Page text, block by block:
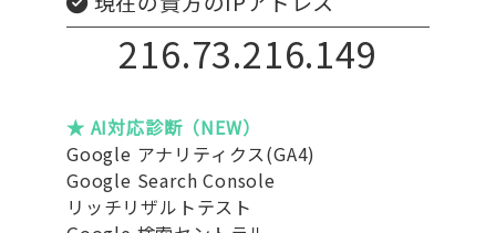
216.73.216.149
★ AI対応診断（NEW）
Google アナリティクス(GA4)
Google Search Console
リッチリザルトテスト